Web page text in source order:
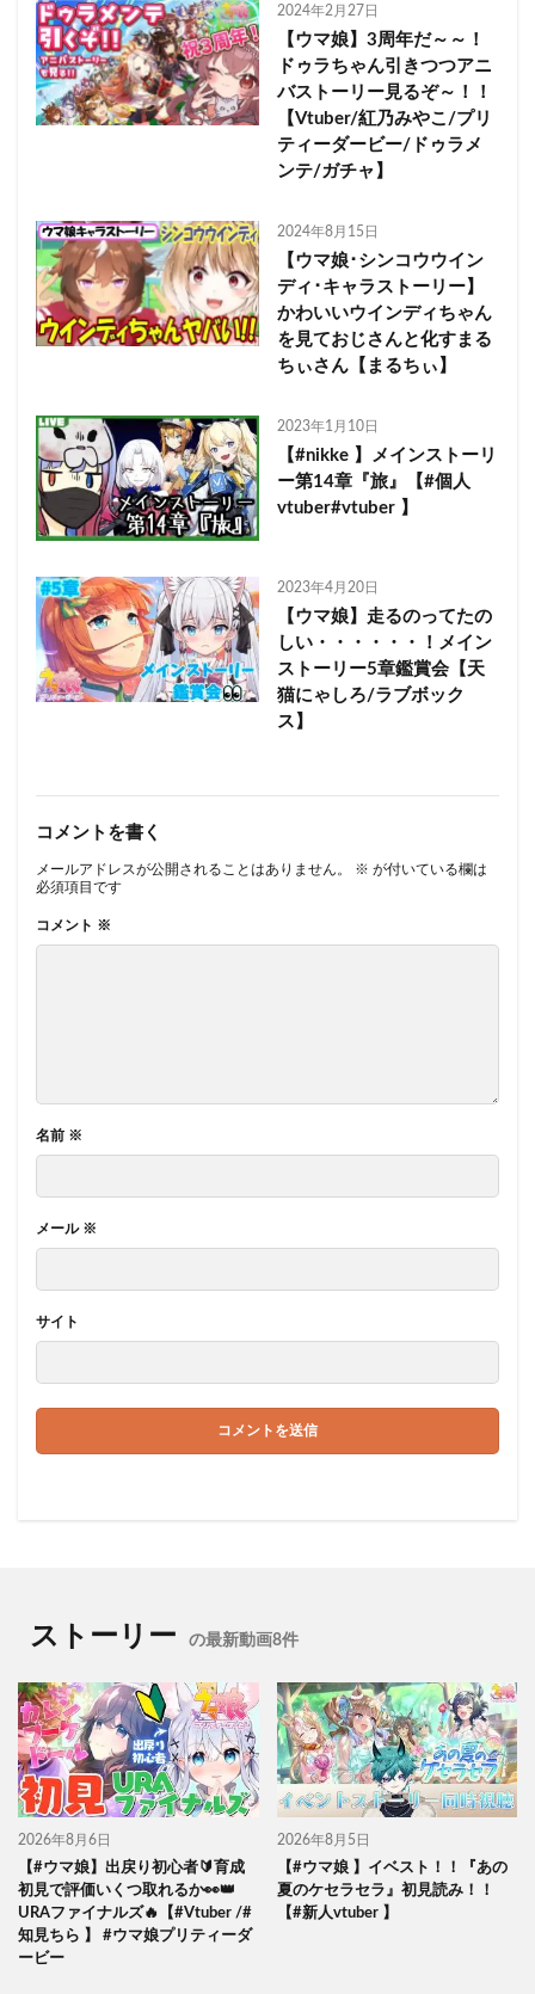
2024年2月27日
【ウマ娘】3周年だ～～！
ドゥラちゃん引きつつアニ
バストーリー見るぞ～！！
【Vtuber/紅乃みやこ/プリ
ティーダービー/ドゥラメ
ンテ/ガチャ】
2024年8月15日
【ウマ娘･シンコウウイン
ディ･キャラストーリー】
かわいいウインディちゃん
を見ておじさんと化すまる
ちぃさん【まるちぃ】
2023年1月10日
【#nikke 】メインストーリ
ー第14章『旅』【#個人
vtuber#vtuber 】
2023年4月20日
【ウマ娘】走るのってたの
しい・・・・・・！メイン
ストーリー5章鑑賞会【天
猫にゃしろ/ラブボック
ス】
コメントを書く
メールアドレスが公開されることはありません。 ※ が付いている欄は
必須項目です
コメント ※
名前 ※
メール ※
サイト
ストーリー の最新動画8件
2026年8月6日
【#ウマ娘】出戻り初心者🔰育成
初見で評価いくつ取れるか👀👑
URAファイナルズ🔥【#Vtuber /#
知見ちら 】 #ウマ娘プリティーダ
ービー
2026年8月5日
【#ウマ娘 】イベスト！！『あの
夏のケセラセラ』初見読み！！
【#新人vtuber 】